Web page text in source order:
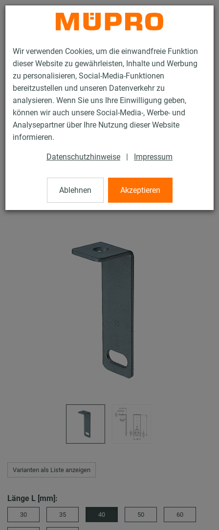
Wir verwenden Cookies, um die einwandfreie Funktion
dieser Website zu gewährleisten, Inhalte und Werbung
zu personalisieren, Social-Media-Funktionen
bereitzustellen und unseren Datenverkehr zu
analysieren. Wenn Sie uns Ihre Einwilligung geben,
können wir auch unsere Social-Media-, Werbe- und
Analysepartner über Ihre Nutzung dieser Website
informieren.
Datenschutzhinweise | Impressum
Ablehnen Akzeptieren
Kontakt
Produkte Befestigungstechnik Montageteile Abstandswinkel
3 / 76
Abstandswinkel
Abstandswinkel, 40 mm, verzinkt
Varianten als Liste anzeigen
Länge L [mm]:
30 35 40 50 60